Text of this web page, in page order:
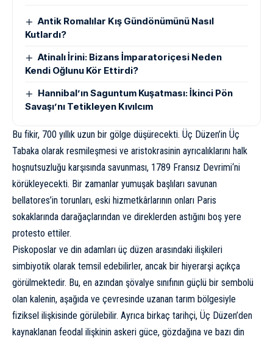
Antik Romalılar Kış Gündönümünü Nasıl
Kutlardı?
Atinalı İrini: Bizans İmparatoriçesi Neden
Kendi Oğlunu Kör Ettirdi?
Hannibal’ın Saguntum Kuşatması: İkinci Pön
Savaşı’nı Tetikleyen Kıvılcım
Bu fikir, 700 yıllık uzun bir gölge düşürecekti. Üç Düzen’in Üç
Tabaka olarak resmileşmesi ve aristokrasinin ayrıcalıklarını halk
hoşnutsuzluğu karşısında savunması, 1789 Fransız Devrimi‘ni
körükleyecekti. Bir zamanlar yumuşak başlıları savunan
bellatores’in torunları, eski hizmetkârlarının onları Paris
sokaklarında darağaçlarından ve direklerden astığını boş yere
protesto ettiler.
Piskoposlar ve din adamları üç düzen arasındaki ilişkileri
simbiyotik olarak temsil edebilirler, ancak bir hiyerarşi açıkça
görülmektedir. Bu, en azından şövalye sınıfının güçlü bir sembolü
olan kalenin, aşağıda ve çevresinde uzanan tarım bölgesiyle
fiziksel ilişkisinde görülebilir. Ayrıca birkaç tarihçi, Üç Düzen’den
kaynaklanan feodal ilişkinin askeri güce, gözdağına ve bazı din